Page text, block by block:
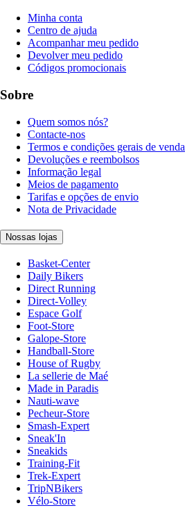
Minha conta
Centro de ajuda
Acompanhar meu pedido
Devolver meu pedido
Códigos promocionais
Sobre
Quem somos nós?
Contacte-nos
Termos e condições gerais de venda
Devoluções e reembolsos
Informação legal
Meios de pagamento
Tarifas e opções de envio
Nota de Privacidade
Nossas lojas
Basket-Center
Daily Bikers
Direct Running
Direct-Volley
Espace Golf
Foot-Store
Galope-Store
Handball-Store
House of Rugby
La sellerie de Maé
Made in Paradis
Nauti-wave
Pecheur-Store
Smash-Expert
Sneak'In
Sneakids
Training-Fit
Trek-Expert
TripNBikers
Vélo-Store